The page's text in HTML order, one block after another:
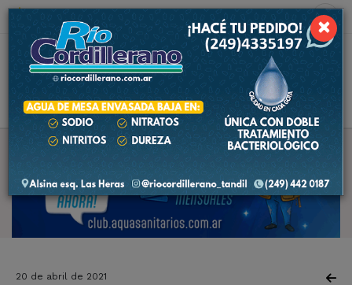
8.8 ºC
20 de abril de 2021
×